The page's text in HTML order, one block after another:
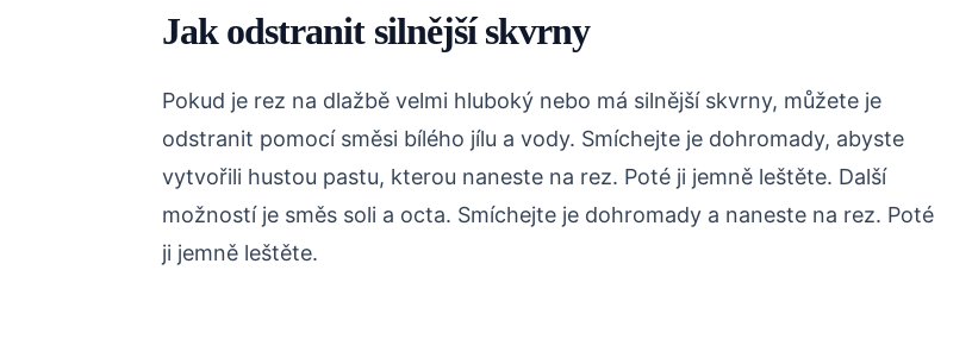
Jak odstranit silnější skvrny
Pokud je rez na dlažbě velmi hluboký nebo má silnější skvrny, můžete je
odstranit pomocí směsi bílého jílu a vody. Smíchejte je dohromady, abyste
vytvořili hustou pastu, kterou naneste na rez. Poté ji jemně leštěte. Další
možností je směs soli a octa. Smíchejte je dohromady a naneste na rez. Poté
ji jemně leštěte.